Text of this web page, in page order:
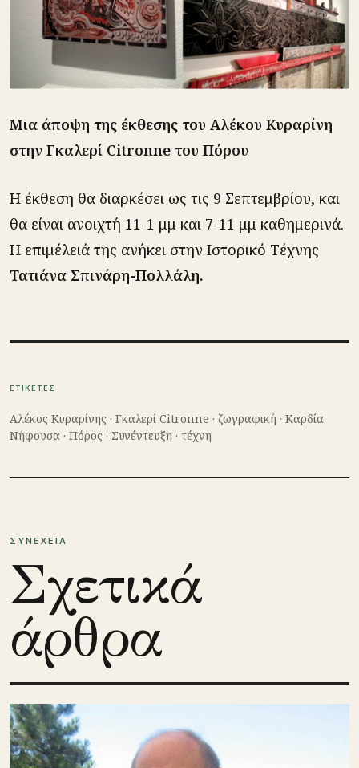
Μια άποψη της έκθεσης του Αλέκου Κυραρίνη
στην Γκαλερί Citronne του Πόρου
Η έκθεση θα διαρκέσει ως τις 9 Σεπτεμβρίου, και
θα είναι ανοιχτή 11-1 μμ και 7-11 μμ καθημερινά.
Η επιμέλειά της ανήκει στην Ιστορικό Τέχνης
Τατιάνα Σπινάρη-Πολλάλη.
ΕΤΙΚΕΤΕΣ
Αλέκος Κυραρίνης · Γκαλερί Citronne · ζωγραφική · Καρδία
Νήφουσα · Πόρος · Συνέντευξη · τέχνη
ΣΥΝΕΧΕΙΑ
Σχετικά
άρθρα